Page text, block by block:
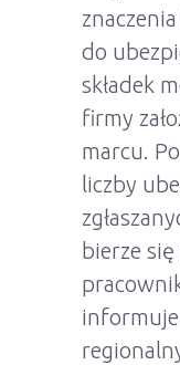
do
składek
firmy
marcu.
liczby
bierze
informuje